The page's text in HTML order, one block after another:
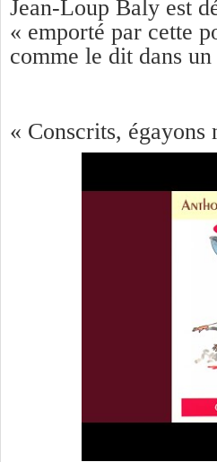
Jean-Loup Baly est
« emporté par cette
comme le dit dans
« Conscrits, égayons